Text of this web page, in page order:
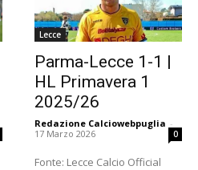
Lecce
Parma-Lecce 1-1 |
HL Primavera 1
2025/26
Redazione Calciowebpuglia -
17 Marzo 2026
0
Fonte: Lecce Calcio Official